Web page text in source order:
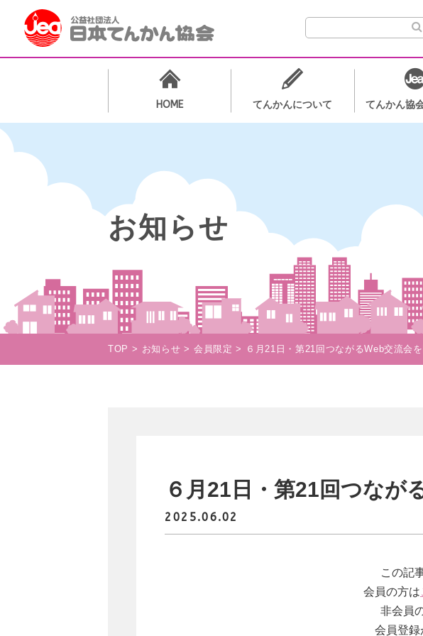
検索:
HOME てんかんについて てんかん協
お知らせ
TOP お知らせ 会員限定 ６月21日・第21回つながるWeb交流会
６月21日・第21回つなが
2025.06.02
この記
会員の方は
非会員
会員登録